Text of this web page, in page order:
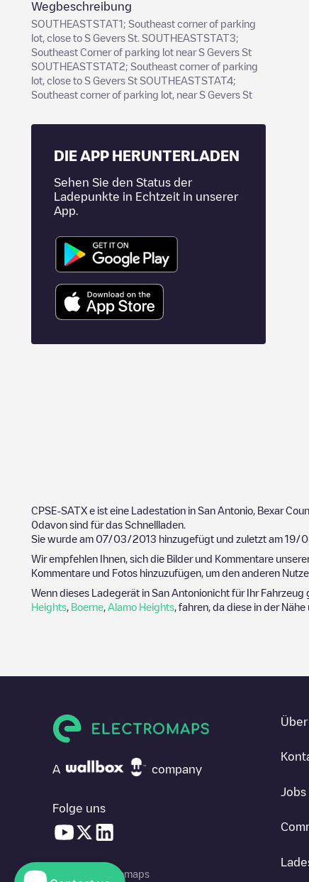
Wegbeschreibung
SOUTHEASTSTAT1; Southeast corner of parking
lot, close to S Gevers St. SOUTHEASTSTAT3;
Southeast Corner of parking lot near S Gevers St
SOUTHEASTSTAT2; Southeast corner of parking
lot, close to S Gevers St SOUTHEASTSTAT4;
Southeast corner of parking lot, near S Gevers St
DIE APP HERUNTERLADEN
Sehen Sie den Status der
Ladepunkte in Echtzeit in unserer
App.
CPSE-SATX e ist eine Ladestation in San Antonio Bexar
0davon sind für das Schnellladen.
Sie wurde am 07/03/2013 hinzugefügt und zuletzt am 19/
Wir empfehlen Ihnen, sich die Bilder und Kommentare
Kommentare und Fotos hinzuzufügen, um den anderen
Wenn dieses Ladegerät in San Antonionicht für Ihr Fahrzeug
Heights Boerne Alamo Heights , fahren, da diese in der Nähe
A company
Folge uns
© 2026 Electromaps
Jobs